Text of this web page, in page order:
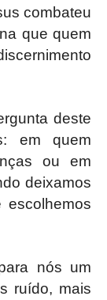
combateu
que quem
deste
em quem
ou em
deixamos
nós um
ruído, mais